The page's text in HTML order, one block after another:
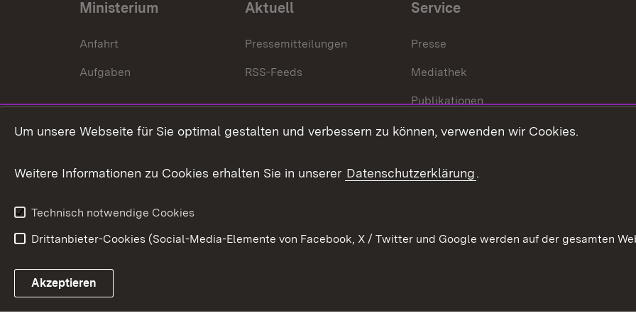
Ministerium
Anfahrt
Aufgaben
Aktuell
Pressemitteilungen
RSS-Feeds
Service
Presse
Mediathek
Publikationen
Stellen und Ausbildung
Verkehrsinformationen
Link zum Landesportal
Um unsere Webseite für Sie optimal gestalten und verbessern zu können, verwenden wir Cookies.
Weitere Informationen zu Cookies erhalten Sie in unserer Datenschutzerklärung.
Technisch notwendige Cookies
Drittanbieter-Cookies (Social-Media-Elemente von Facebook, X / Twitter und Google werden auf der gesamten
Akzeptieren